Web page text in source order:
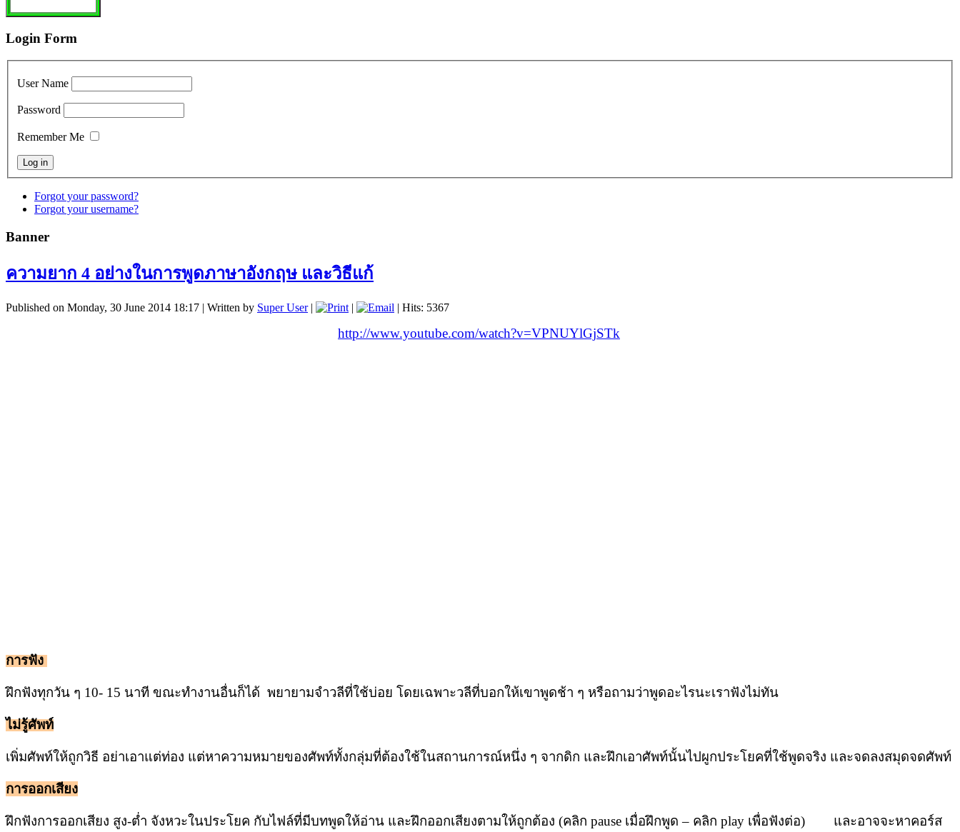
Login Form
User Name
Password
Remember Me
Forgot your password?
Forgot your username?
Banner
ความยาก 4 อย่างในการพูดภาษาอังกฤษ และวิธีแก้
Published on Monday, 30 June 2014 18:17 | Written by Super User| | | Hits: 5367
http://www.youtube.com/watch?v=VPNUYlGjSTk
การฟัง
ฝึกฟังทุกวัน ๆ 10- 15 นาที ขณะทำงานอื่นก็ได้ พยายามจำวลีที่ใช้บ่อย โดยเฉพาะวลีที่บอกให้เขาพูดช้า ๆ หรือถามว่าพูดอะไรนะเราฟังไม่ทัน
ไม่รู้ศัพท์
เพิ่มศัพท์ให้ถูกวิธี อย่าเอาแต่ท่อง แต่หาความหมายของศัพท์ทั้งกลุ่มที่ต้องใช้ในสถานการณ์หนึ่ง ๆ จากดิก และฝึกเอาศัพท์นั้นไปผูกประโยคที่ใช้พูดจริง และจดลงสมุดจดศัพท์
การออกเสียง
ฝึกฟังการออกเสียง สูง-ต่ำ จังหวะในประโยค กับไฟล์ที่มีบทพูดให้อ่าน และฝึกออกเสียงตามให้ถูกต้อง (คลิก pause เมื่อฝึกพูด – คลิก play เพื่อฟังต่อ) และอาจจะหาคอร์ส